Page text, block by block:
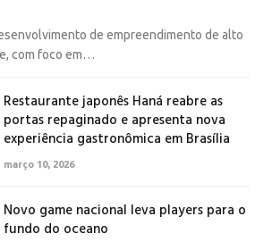
de empreendimento de alto
com foco em…
Restaurante japonês Haná reabre as
portas repaginado e apresenta nova
experiência gastronômica em Brasília
março 10, 2026
Novo game nacional leva players para o
fundo do oceano